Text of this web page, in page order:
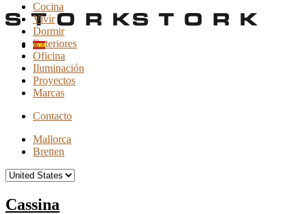
Cocina
Vivir
Dormir
Exteriores
Oficina
Iluminación
Proyectos
Marcas
Contacto
Mallorca
Bretten
Cassina